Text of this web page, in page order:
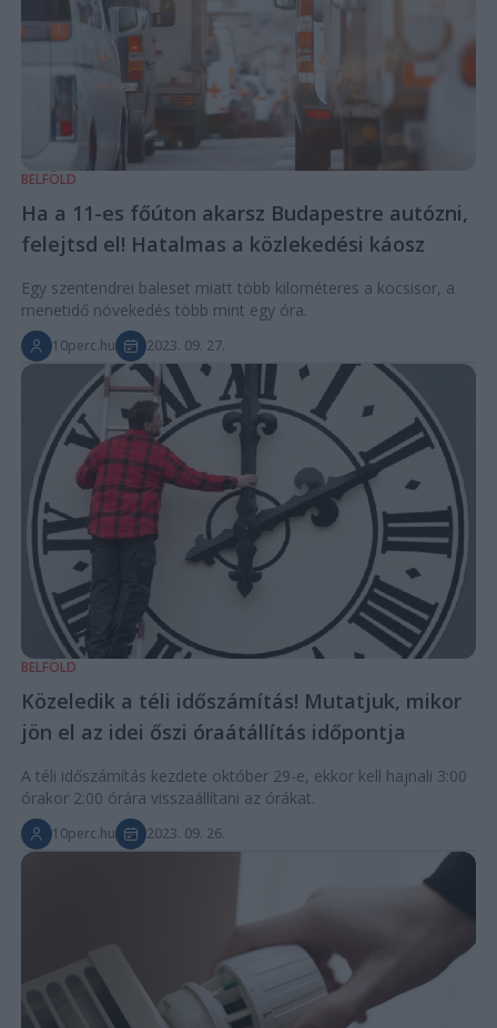
BELFÖLD
Ha a 11-es főúton akarsz Budapestre autózni,
felejtsd el! Hatalmas a közlekedési káosz
Egy szentendrei baleset miatt több kilométeres a kocsisor, a
menetidő növekedés több mint egy óra.
10perc.hu 2023. 09. 27.
BELFÖLD
Közeledik a téli időszámítás! Mutatjuk, mikor
jön el az idei őszi óraátállítás időpontja
A téli időszámítás kezdete október 29-e, ekkor kell hajnali 3:00
órakor 2:00 órára visszaállítani az órákat.
10perc.hu 2023. 09. 26.